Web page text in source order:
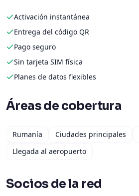
Activación instantánea
Entrega del código QR
Pago seguro
Sin tarjeta SIM física
Planes de datos flexibles
Áreas de cobertura
Rumanía Ciudades principales
Llegada al aeropuerto
Socios de la red